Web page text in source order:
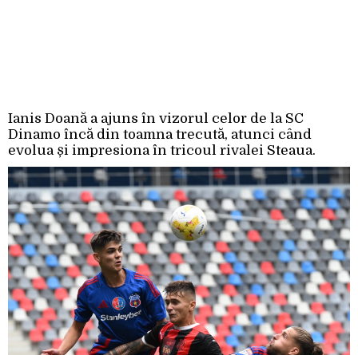
Ianis Doană a ajuns în vizorul celor de la SC
Dinamo încă din toamna trecută, atunci când
evolua și impresiona în tricoul rivalei Steaua.